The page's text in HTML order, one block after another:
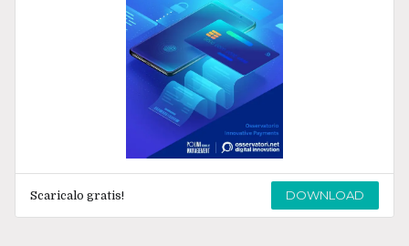
Scaricalo gratis! DOWNLOAD